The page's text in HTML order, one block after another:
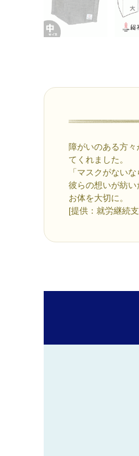
障がいのある方
てくれました。
「マスクがない
彼らの想いが紡
お体を大切に。
[提供：就労継続